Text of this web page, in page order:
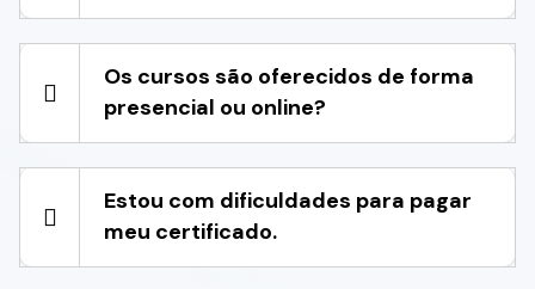
Os cursos são oferecidos de forma
presencial ou online?
Estou com dificuldades para pagar
meu certificado.